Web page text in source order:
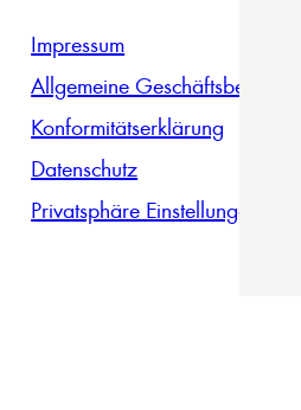
Impressum
Allgemeine
Konformitätserklärung
Datenschutz
Privatsphäre Einstellungen